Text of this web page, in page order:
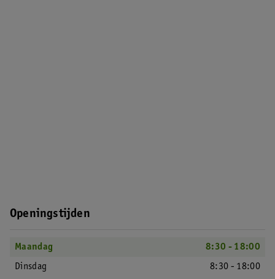
Openingstijden
Maandag
8:30 - 18:00
Dinsdag
8:30 - 18:00